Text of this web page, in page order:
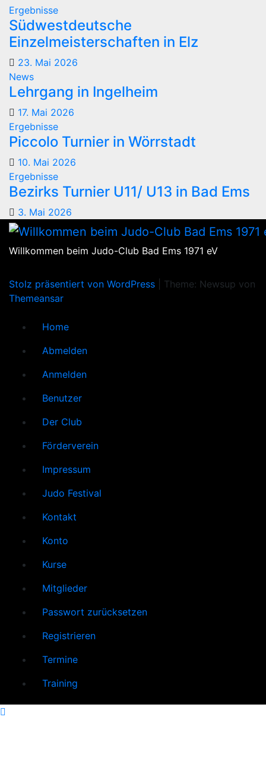
Ergebnisse
Südwestdeutsche
Einzelmeisterschaften in Elz
23. Mai 2026
News
Lehrgang in Ingelheim
17. Mai 2026
Ergebnisse
Piccolo Turnier in Wörrstadt
10. Mai 2026
Ergebnisse
Bezirks Turnier U11/ U13 in Bad Ems
3. Mai 2026
Willkommen beim Judo-Club Bad Ems 1971 eV
Stolz präsentiert von WordPress
Theme: Newsup von
Themeansar
Home
Abmelden
Anmelden
Benutzer
Der Club
Förderverein
Impressum
Judo Festival
Kontakt
Konto
Kurse
Mitglieder
Passwort zurücksetzen
Registrieren
Termine
Training